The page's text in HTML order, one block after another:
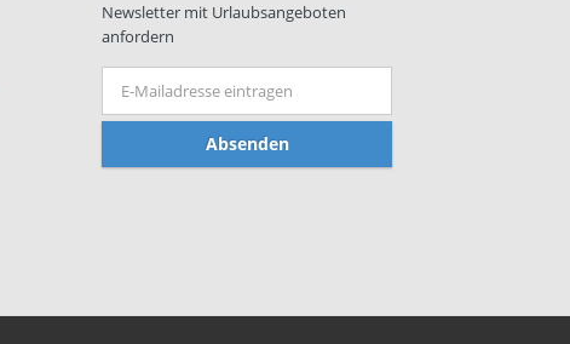
Newsletter mit Urlaubsangeboten
anfordern
Absenden